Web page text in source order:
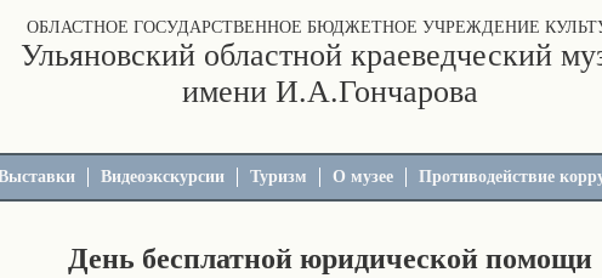
ОБЛАСТНОЕ ГОСУДАРСТВЕННОЕ БЮДЖЕТНОЕ УЧРЕЖДЕНИЕ
Ульяновский областной краеведческий
имени И.А.Гончарова
Видеоэкскурсии Туризм О музее Противодействие
День бесплатной юридической помощи